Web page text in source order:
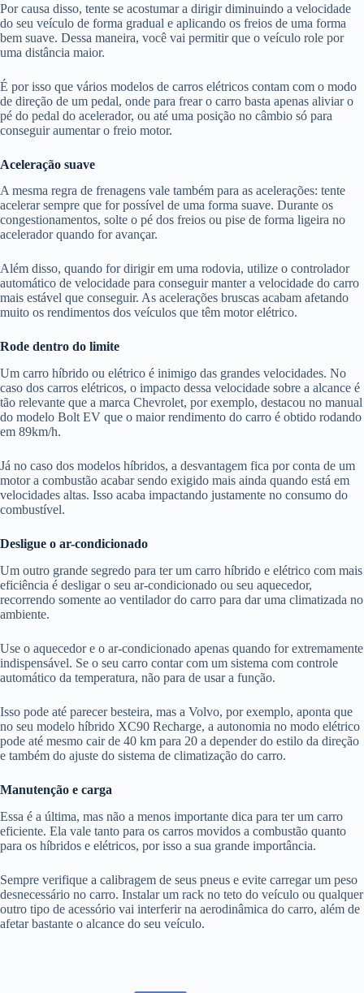
Por causa disso, tente se acostumar a dirigir diminuindo a velocidade
do seu veículo de forma gradual e aplicando os freios de uma forma
bem suave. Dessa maneira, você vai permitir que o veículo role por
uma distância maior.
É por isso que vários modelos de carros elétricos contam com o modo
de direção de um pedal, onde para frear o carro basta apenas aliviar o
pé do pedal do acelerador, ou até uma posição no câmbio só para
conseguir aumentar o freio motor.
Aceleração suave
A mesma regra de frenagens vale também para as acelerações: tente
acelerar sempre que for possível de uma forma suave. Durante os
congestionamentos, solte o pé dos freios ou pise de forma ligeira no
acelerador quando for avançar.
Além disso, quando for dirigir em uma rodovia, utilize o controlador
automático de velocidade para conseguir manter a velocidade do carro
mais estável que conseguir. As acelerações bruscas acabam afetando
muito os rendimentos dos veículos que têm motor elétrico.
Rode dentro do limite
Um carro híbrido ou elétrico é inimigo das grandes velocidades. No
caso dos carros elétricos, o impacto dessa velocidade sobre a alcance é
tão relevante que a marca Chevrolet, por exemplo, destacou no manual
do modelo Bolt EV que o maior rendimento do carro é obtido rodando
em 89km/h.
Já no caso dos modelos híbridos, a desvantagem fica por conta de um
motor a combustão acabar sendo exigido mais ainda quando está em
velocidades altas. Isso acaba impactando justamente no consumo do
combustível.
Desligue o ar-condicionado
Um outro grande segredo para ter um carro híbrido e elétrico com mais
eficiência é desligar o seu ar-condicionado ou seu aquecedor,
recorrendo somente ao ventilador do carro para dar uma climatizada no
ambiente.
Use o aquecedor e o ar-condicionado apenas quando for extremamente
indispensável. Se o seu carro contar com um sistema com controle
automático da temperatura, não para de usar a função.
Isso pode até parecer besteira, mas a Volvo, por exemplo, aponta que
no seu modelo híbrido XC90 Recharge, a autonomia no modo elétrico
pode até mesmo cair de 40 km para 20 a depender do estilo da direção
e também do ajuste do sistema de climatização do carro.
Manutenção e carga
Essa é a última, mas não a menos importante dica para ter um carro
eficiente. Ela vale tanto para os carros movidos a combustão quanto
para os híbridos e elétricos, por isso a sua grande importância.
Sempre verifique a calibragem de seus pneus e evite carregar um peso
desnecessário no carro. Instalar um rack no teto do veículo ou qualquer
outro tipo de acessório vai interferir na aerodinâmica do carro, além de
afetar bastante o alcance do seu veículo.